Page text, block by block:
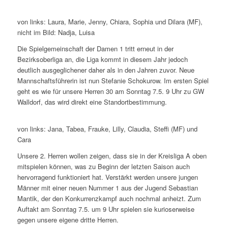
von links: Laura, Marie, Jenny, Chiara, Sophia und Dilara (MF),
nicht im Bild: Nadja, Luisa
Die Spielgemeinschaft der Damen 1 tritt erneut in der
Bezirksoberliga an, die Liga kommt in diesem Jahr jedoch
deutlich ausgeglichener daher als in den Jahren zuvor. Neue
Mannschaftsführerin ist nun Stefanie Schokurow. Im ersten Spiel
geht es wie für unsere Herren 30 am Sonntag 7.5. 9 Uhr zu GW
Walldorf, das wird direkt eine Standortbestimmung.
von links: Jana, Tabea, Frauke, Lilly, Claudia, Steffi (MF) und
Cara
Unsere 2. Herren wollen zeigen, dass sie in der Kreisliga A oben
mitspielen können, was zu Beginn der letzten Saison auch
hervorragend funktioniert hat. Verstärkt werden unsere jungen
Männer mit einer neuen Nummer 1 aus der Jugend Sebastian
Mantik, der den Konkurrenzkampf auch nochmal anheizt. Zum
Auftakt am Sonntag 7.5. um 9 Uhr spielen sie kurioserweise
gegen unsere eigene dritte Herren.